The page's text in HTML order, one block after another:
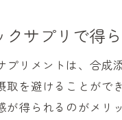
クサプリで得
プリメントは、合成
取を避けることがで
得られるのがメリ